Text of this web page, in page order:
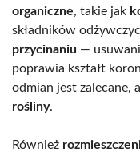
organiczne, takie jak
składników
przycinaniu —
poprawia kształt
odmian jest zalecane,
rośliny.
Również